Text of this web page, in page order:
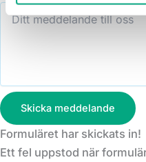
Skicka meddelande
Formuläret har skickats in!
Ett fel uppstod när